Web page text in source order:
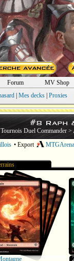
Forum
MV Shop
| Mes decks| Proxies
#8 Raph
Tournois Duel Commander>
• Export